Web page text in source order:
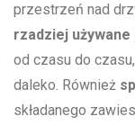
przestrzeń nad
‌rzadziej
‌od‌ czasu do
daleko.‍ Również
składanego